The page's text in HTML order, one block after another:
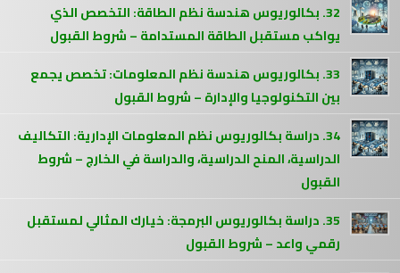
32. بكالوريوس هندسة نظم الطاقة: التخصص الذي
يواكب مستقبل الطاقة المستدامة – شروط القبول
33. بكالوريوس هندسة نظم المعلومات: تخصص يجمع
بين التكنولوجيا والإدارة – شروط القبول
34. دراسة بكالوريوس نظم المعلومات الإدارية: التكاليف
الدراسية، المنح الدراسية، والدراسة في الخارج – شروط
القبول
35. دراسة بكالوريوس البرمجة: خيارك المثالي لمستقبل
رقمي واعد – شروط القبول